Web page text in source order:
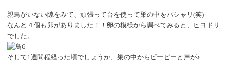
親鳥がいない隙をみて、頑張って台を使って巣の中をパシャリ (笑)
なんと４個も卵がありました！！卵の模様から調べてみると、ヒヨドリ
でした。
そして1週間程経った頃でしょうか、巣の中からピーピーと声が♪